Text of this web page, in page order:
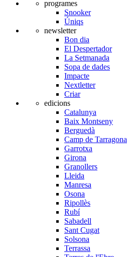
programes
Snooker
Úniqs
newsletter
Bon dia
El Despertador
La Setmanada
Sopa de dades
Impacte
Nextletter
Criar
edicions
Catalunya
Baix Montseny
Berguedà
Camp de Tarragona
Garrotxa
Girona
Granollers
Lleida
Manresa
Osona
Ripollès
Rubí
Sabadell
Sant Cugat
Solsona
Terrassa